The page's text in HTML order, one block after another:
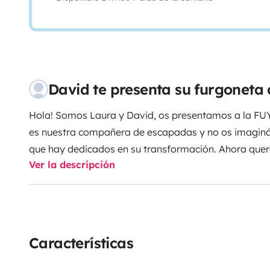
David te presenta su furgoneta
Hola! Somos Laura y David, os presentamos a la
es nuestra compañera de escapadas y no os
que hay dedicados en su transformación. Ahora
disfrutar de la vida camper que tanto nos apasiona
(cuando no estemos viajando con ella jaja).La
para tablet, instalación de 12v con placa solar, 6
Ver la descripción
Características